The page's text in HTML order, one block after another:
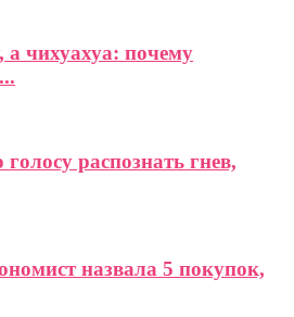
а чихуахуа: почему
распознать гнев,
назвала 5 покупок,